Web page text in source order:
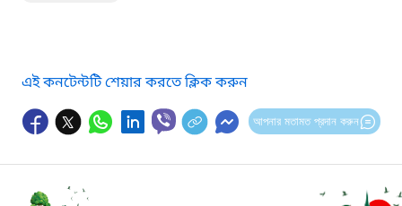
এই কনটেন্টটি শেয়ার করতে ক্লিক করুন
আপনার মতামত প্রদান করুন